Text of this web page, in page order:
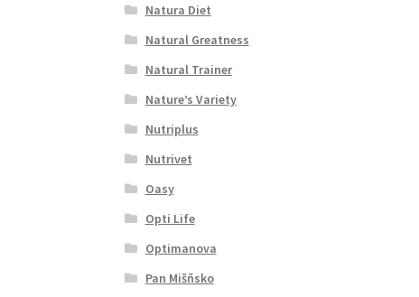
Natura Diet
Natural Greatness
Natural Trainer
Nature’s Variety
Nutriplus
Nutrivet
Oasy
Opti Life
Optimanova
Pan Mišňsko